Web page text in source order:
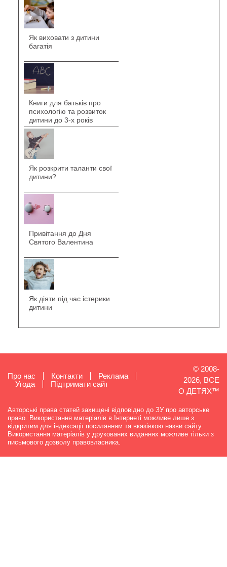
Як виховати з дитини
багатія
Книги для батьків про
психологію та розвиток
дитини до 3-х років
Як розкрити таланти свої
дитини?
Привітання до Дня
Святого Валентина
Як діяти під час істерики
дитини
Про нас Контакти
Реклама
Угода
Підтримати сайт
© 2008-
2026, ВСЕ
О ДЕТЯХ™
Авторські права статей захищені відповідно до ЗУ про авторське
право. Використання матеріалів в Інтернеті можливе лише з
відкритим для індексації посиланням та вказівкою назви сайту.
Використання матеріалів у друкованих виданнях можливе тільки з
письмового дозволу правовласника.